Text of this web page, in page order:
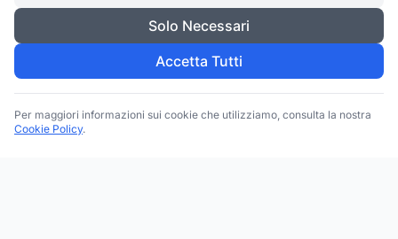
Solo Necessari
Accetta Tutti
Per maggiori informazioni sui cookie che utilizziamo, consulta la nostra
Cookie Policy.